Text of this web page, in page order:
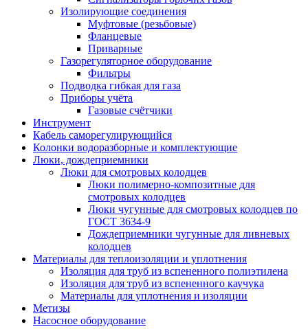
Изолирующие соединения
Муфтовые (резьбовые)
Фланцевые
Приварные
Газорегуляторное оборудование
Фильтры
Подводка гибкая для газа
Приборы учёта
Газовые счётчики
Инструмент
Кабель саморегулирующийся
Колонки водоразборные и комплектующие
Люки, дождеприемники
Люки для смотровых колодцев
Люки полимерно-композитные для
смотровых колодцев
Люки чугунные для смотровых колодцев по
ГОСТ 3634-9
Дождеприемники чугунные для ливневых
колодцев
Материалы для теплоизоляции и уплотнения
Изоляция для труб из вспененного полиэтилена
Изоляция для труб из вспененного каучука
Материалы для уплотнения и изоляции
Метизы
Насосное оборудование